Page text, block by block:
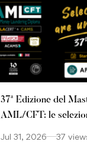
37ª Edizione del
AML/CFT: le
Jul 31, 2026 37